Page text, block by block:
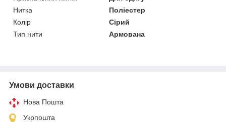
Нитка
Поліестер
Колір
Сірий
Тип нити
Армована
Умови доставки
Нова Пошта
Укрпошта